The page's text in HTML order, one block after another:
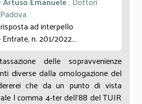
ad interpello
n. 201/2022.
dell’Agenzia delle Entrate
molteplici spunti di riflessione,
critica.
quanto affermato
avviato la discussione,
delle sopravvenienze
diverse dalla omologazione del
che da un punto di vista
l comma 4-ter dell'88 del TUIR